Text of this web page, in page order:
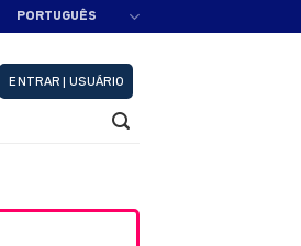
PORTUGUÊS
ENTRAR | USUÁRIO
Fechar